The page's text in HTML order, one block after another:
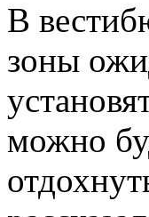
В
зоны
можно